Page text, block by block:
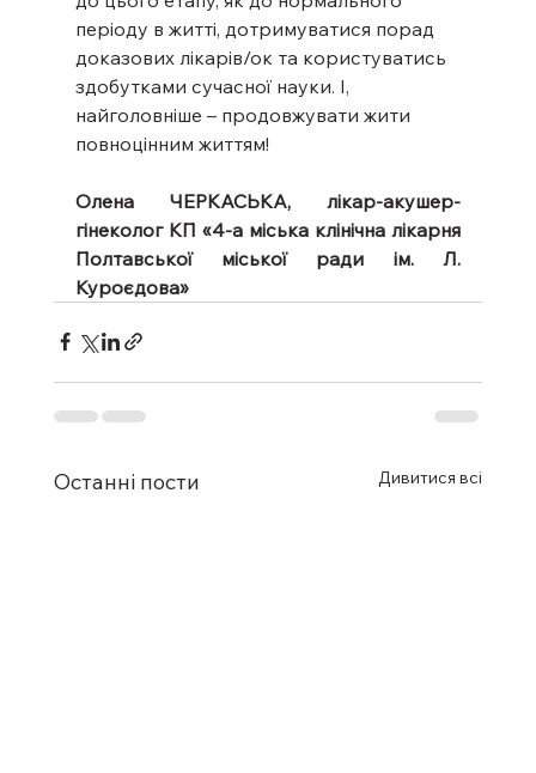
періоду в житті, дотримуватися порад
доказових лікарів/ок та користуватись
здобутками сучасної науки. І,
найголовніше – продовжувати жити
повноцінним життям!
Олена ЧЕРКАСЬКА, лікар-акушер-
гінеколог КП «4-а міська клінічна лікарня
Полтавської міської ради ім. Л.
Куроєдова»
Останні пости Дивитися всі